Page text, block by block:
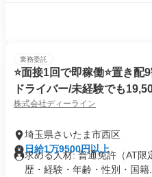
業務委託
⭐️面接1回で即稼働⭐️置き
ドライバー/未経験でも
円超
株式会社ディーライン
埼玉県さいたま市西区
日給1万9500円以上
求める人材: 普通免許（AT
歴・経験・年齢・性別・国籍...